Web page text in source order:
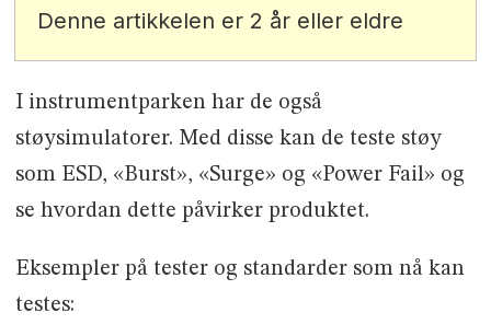
Denne artikkelen er 2 år eller eldre
I instrumentparken har de også
støysimulatorer. Med disse kan de teste støy
som ESD, «Burst», «Surge» og «Power Fail» og
se hvordan dette påvirker produktet.
Eksempler på tester og standarder som nå kan
testes: